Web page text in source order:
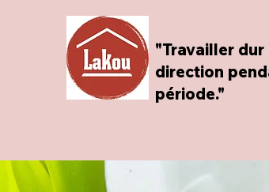
"Travailler dur
direction
période."